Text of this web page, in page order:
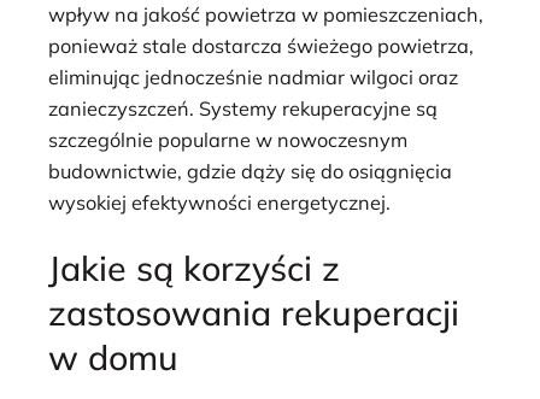
wpływ na jakość powietrza w pomieszczeniach,
ponieważ stale dostarcza świeżego powietrza,
eliminując jednocześnie nadmiar wilgoci oraz
zanieczyszczeń. Systemy rekuperacyjne są
szczególnie popularne w nowoczesnym
budownictwie, gdzie dąży się do osiągnięcia
wysokiej efektywności energetycznej.
Jakie są korzyści z
zastosowania rekuperacji
w domu